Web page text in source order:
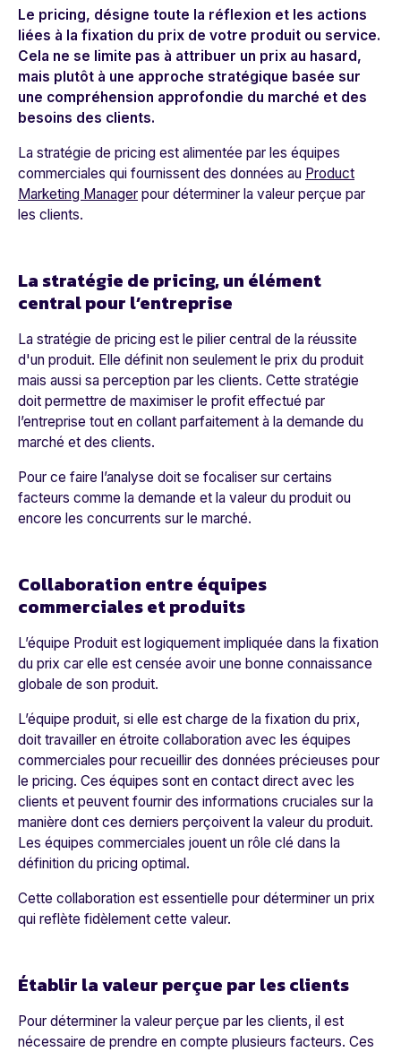
Le pricing, désigne toute la réflexion et les actions
liées à la fixation du prix de votre produit ou service.
Cela ne se limite pas à attribuer un prix au hasard,
mais plutôt à une approche stratégique basée sur
une compréhension approfondie du marché et des
besoins des clients.
La stratégie de pricing est alimentée par les équipes
commerciales qui fournissent des données au Product
Marketing Manager pour déterminer la valeur perçue par
les clients.
La stratégie de pricing, un élément
central pour l’entreprise
La stratégie de pricing est le pilier central de la réussite
d'un produit. Elle définit non seulement le prix du produit
mais aussi sa perception par les clients. Cette stratégie
doit permettre de maximiser le profit effectué par
l’entreprise tout en collant parfaitement à la demande du
marché et des clients.
Pour ce faire l’analyse doit se focaliser sur certains
facteurs comme la demande et la valeur du produit ou
encore les concurrents sur le marché.
Collaboration entre équipes
commerciales et produits
L’équipe Produit est logiquement impliquée dans la fixation
du prix car elle est censée avoir une bonne connaissance
globale de son produit.
L’équipe produit, si elle est charge de la fixation du prix,
doit travailler en étroite collaboration avec les équipes
commerciales pour recueillir des données précieuses pour
le pricing. Ces équipes sont en contact direct avec les
clients et peuvent fournir des informations cruciales sur la
manière dont ces derniers perçoivent la valeur du produit.
Les équipes commerciales jouent un rôle clé dans la
définition du pricing optimal.
Cette collaboration est essentielle pour déterminer un prix
qui reflète fidèlement cette valeur.
Établir la valeur perçue par les clients
Pour déterminer la valeur perçue par les clients, il est
nécessaire de prendre en compte plusieurs facteurs. Ces